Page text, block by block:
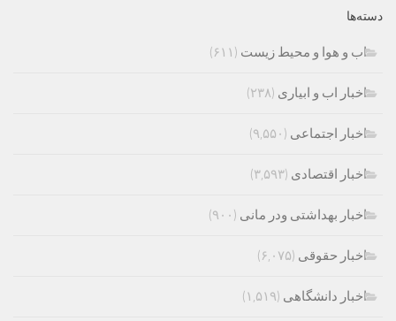
دسته‌ها
اب و هوا و محیط زیست (۶۱۱)
اخبار اب و ابیاری (۲۳۸)
اخبار اجتماعی (۹,۵۵۰)
اخبار اقتصادی (۳,۵۹۳)
اخبار بهداشتی ودر مانی (۹۰۰)
اخبار حقوقی (۶,۰۷۵)
اخبار دانشگاهی (۱,۵۱۹)